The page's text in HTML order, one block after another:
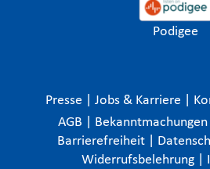
Podigee
Presse Jobs & Karriere
AGB
Bekanntmachungen
Barrierefreiheit
Widerrufsbelehrung